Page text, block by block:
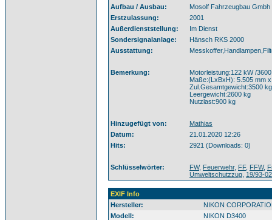
Aufbau / Ausbau:
Mosolf Fahrzeugbau Gmbh
Erstzulassung:
2001
Außerdienststellung:
Im Dienst
Sondersignalanlage:
Hänsch RKS 2000
Ausstattung:
Bemerkung:
Motorleistung:122 kW /
Maße:(LxBxH): 5.505 mm
Zul.Gesamtgewicht:3500 kg
Leergewicht:2600 kg
Nutzlast:900 kg
Hinzugefügt von:
Mathias
Datum:
21.01.2020 12:26
Hits:
2921 (Downloads: 0)
Schlüsselwörter: FW, Feuerwehr, FF, FFW,
Umweltschutzzug 19/93-02
EXIF Info
Hersteller:
NIKON
Modell:
NIKON D3400